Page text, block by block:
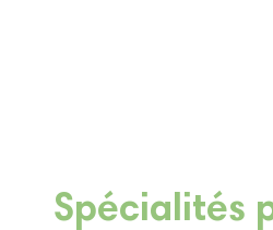
Spécialités